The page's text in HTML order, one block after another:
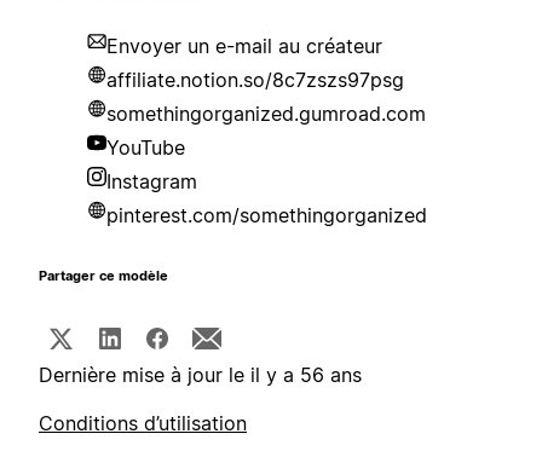
Envoyer un e-mail au créateur
affiliate.notion.so/8c7zszs97psg
somethingorganized.gumroad.com
YouTube
Instagram
pinterest.com/somethingorganized
Partager ce modèle
Dernière mise à jour le il y a 56 ans
Conditions d’utilisation